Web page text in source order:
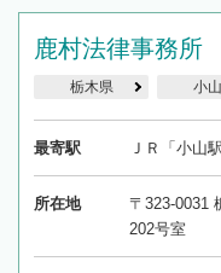
鹿村法律事務所
栃木県 小
最寄駅 ＪＲ「小山
所在地
〒323-0031
202号室